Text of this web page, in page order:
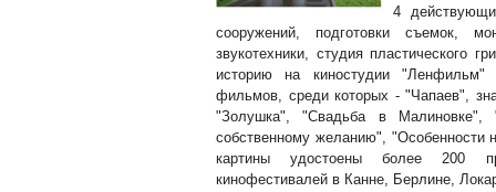
4
сооружений, подготовки съемок,
звукотехники, студия пластического
историю на киностудии "Ленфильм"
фильмов, среди которых - "Чапаев",
"Золушка", "Свадьба в
собственному желанию", "Особенности
картины удостоены более 200
кинофестивалей в Канне, Берлине,